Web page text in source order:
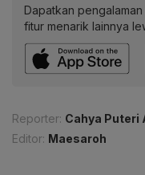
Dapatkan
fitur menarik lainnya
Reporter: Cahya Puteri
Editor: Maesaroh